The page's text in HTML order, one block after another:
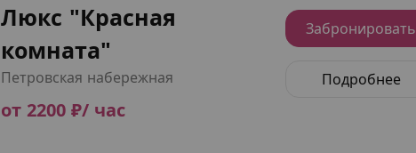
Люкс "Красная
комната"
Петровская набережная
от 2200 ₽/ час
Забронировать
Подробнее